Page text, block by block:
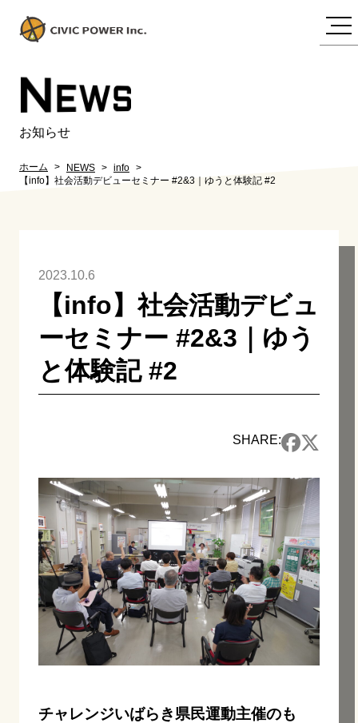
NEWS
お知らせ
ホーム NEWS
info
【info】社会活動デビューセミナー #2&3｜ゆうと体験記 #2
2023.10.6
【info】社会活動デビュ
ーセミナー #2&3｜ゆう
と体験記 #2
SHARE:
チャレンジいばらき県民運動主催のも